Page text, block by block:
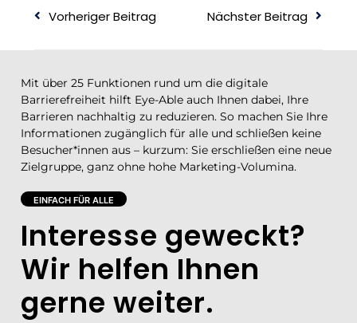
Vorheriger Beitrag Nächster Beitrag
EINFACH FÜR ALLE
Interesse geweckt?
Wir helfen Ihnen
gerne weiter.​
Mit über 25 Funktionen rund um die digitale
Barrierefreiheit hilft Eye-Able auch Ihnen dabei, Ihre
Barrieren nachhaltig zu reduzieren. So machen Sie Ihre
Informationen zugänglich für alle und schließen keine
Besucher*innen aus – kurzum: Sie erschließen eine neue
Zielgruppe, ganz ohne hohe Marketing-Volumina.